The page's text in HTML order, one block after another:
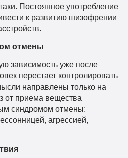
Постоянное употребление
к развитию шизофрении
отмены
зависимость уже после
перестает контролировать
направлены только на
от приема вещества
синдромом отмены:
агрессией,